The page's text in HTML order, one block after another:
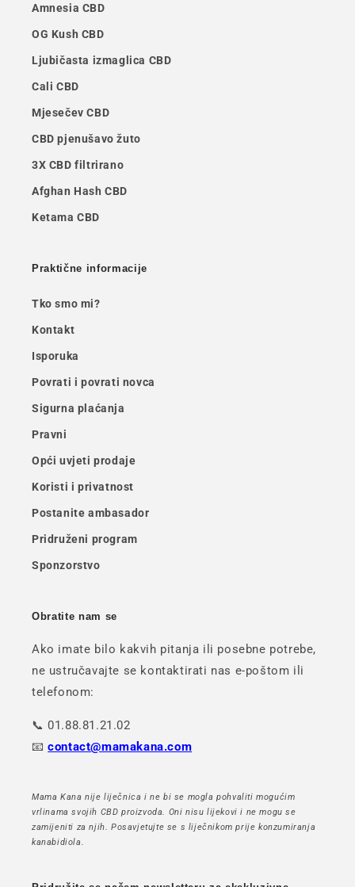
Amnesia CBD
OG Kush CBD
Ljubičasta izmaglica CBD
Cali CBD
Mjesečev CBD
CBD pjenušavo žuto
3X CBD filtrirano
Afghan Hash CBD
Ketama CBD
Praktične informacije
Tko smo mi?
Kontakt
Isporuka
Povrati i povrati novca
Sigurna plaćanja
Pravni
Opći uvjeti prodaje
Koristi i privatnost
Postanite ambasador
Pridruženi program
Sponzorstvo
Obratite nam se
Ako imate bilo kakvih pitanja ili posebne potrebe,
ne ustručavajte se kontaktirati nas e-poštom ili
telefonom:
📞 01.88.81.21.02
📧contact@mamakana.com
Mama Kana nije liječnica i ne bi se mogla pohvaliti mogućim
vrlinama svojih CBD proizvoda. Oni nisu lijekovi i ne mogu se
zamijeniti za njih. Posavjetujte se s liječnikom prije konzumiranja
kanabidiola.